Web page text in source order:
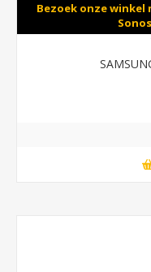
Bezoek onze winkel